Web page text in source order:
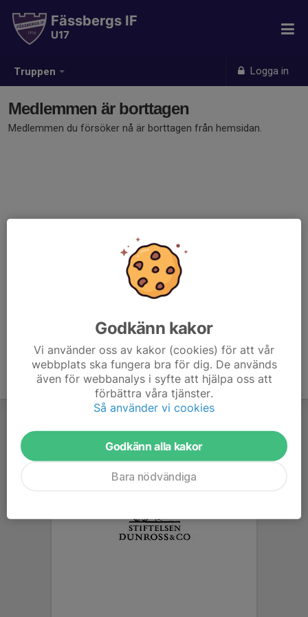
Truppen Logga in
Fässbergs IF
U17
Medlemmen är borttagen
Medlemmen du försöker nå är borttagen från hemsidan.
Godkänn kakor
Vi använder oss av kakor (cookies) för att vår
webbplats ska fungera bra för dig. De används
även för webbanalys i syfte att hjälpa oss att
förbättra våra tjänster.
Så använder vi cookies
Godkänn alla kakor
Bara nödvändiga